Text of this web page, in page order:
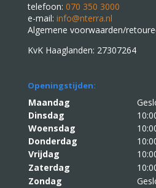
telefoon: 070 350 3000
e-mail: info@nterra.nl
Algemene voorwaarden/
KvK Haaglanden: 27307264
Openingstijden:
Maandag
Dinsdag
Woensdag
Donderdag
Vrijdag
Zaterdag
Zondag